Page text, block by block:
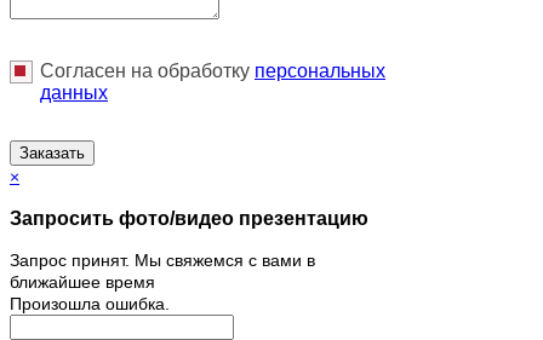
Согласен на обработку персональныx
данных
Заказать
×
Запросить фото/видео презентацию
Запрос принят. Мы свяжемся с вами в
ближайшее время
Произошла ошибка.